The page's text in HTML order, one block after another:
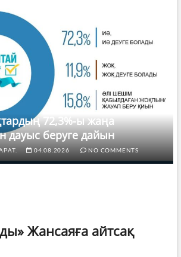
72,3%-ы жаңа
дауыс беруге дайын
04.08.2026 NO COMMENTS
Жансаяға айтсақ